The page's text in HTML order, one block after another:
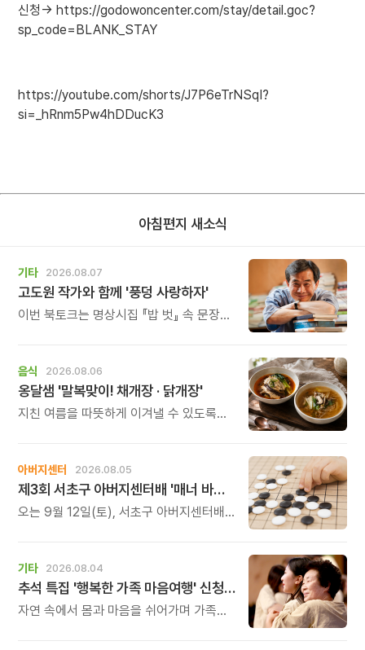
신청->https://godowoncenter.com/stay/detail.goc?
sp_code=BLANK_STAY
https://youtube.com/shorts/J7P6eTrNSqI?
si=_hRnm5Pw4hDDucK3
아침편지 새소식
기타 2026.08.07
고도원 작가와 함께 '풍덩 사랑하자'
이번 북토크는 명상시집 『밥 벗』 속 문장을
음식 2026.08.06
옹달샘 '말복맞이! 채개장 · 닭개장'
지친 여름을 따뜻하게 이겨낼 수 있도록
아버지센터 2026.08.05
제3회 서초구 아버지센터배 '매너 바둑왕' 대회
오는 9월 12일(토), 서초구 아버지센터배
기타 2026.08.04
추석 특집 '행복한 가족 마음여행' 신청 안내
자연 속에서 몸과 마음을 쉬어가며 가족의